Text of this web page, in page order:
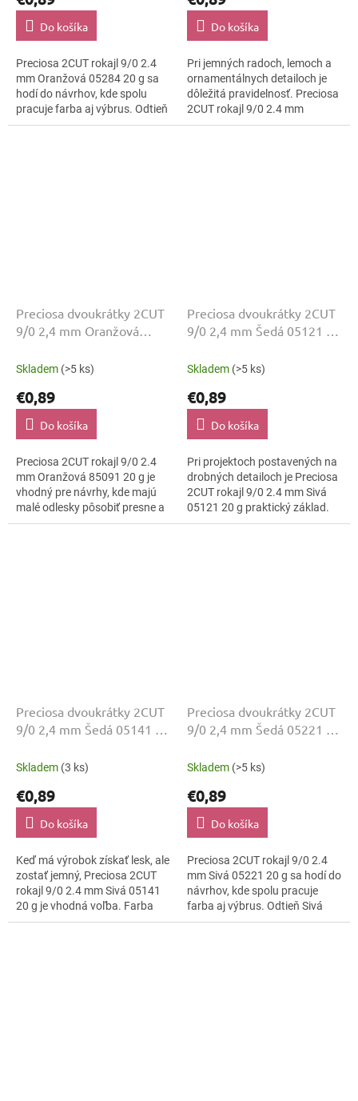
Do košíka
Preciosa 2CUT rokajl 9/0 2.4
mm Oranžová 05284 20 g sa
hodí do návrhov, kde spolu
pracuje farba aj výbrus. Odtieň
Oranžová dopĺňa lesklo
Do košíka
Pri jemných radoch, lemoch a
ornamentálnych detailoch je
dôležitá pravidelnosť. Preciosa
2CUT rokajl 9/0 2.4 mm
Oranžová 05285 20 g spája
Preciosa dvoukrátky 2CUT
9/0 2,4 mm Oranžová
Skladem (>5 ks)
€0,89
Do košíka
Preciosa 2CUT rokajl 9/0 2.4
mm Oranžová 85091 20 g je
vhodný pre návrhy, kde majú
malé odlesky pôsobiť presne a
čisto. Odtieň Oranžová, povrch
Preciosa dvoukrátky 2CUT
9/0 2,4 mm Šedá 05121 20
Skladem (>5 ks)
€0,89
Do košíka
Pri projektoch postavených na
drobných detailoch je Preciosa
2CUT rokajl 9/0 2.4 mm Sivá
05121 20 g praktický základ.
Brúsené plôšky 2CUT pridávajú
Preciosa dvoukrátky 2CUT
9/0 2,4 mm Šedá 05141 20
Skladem (3 ks)
€0,89
Do košíka
Keď má výrobok získať lesk, ale
zostať jemný, Preciosa 2CUT
rokajl 9/0 2.4 mm Sivá 05141
20 g je vhodná voľba. Farba
Sivá ostáva čitateľná a povrch
Preciosa dvoukrátky 2CUT
9/0 2,4 mm Šedá 05221 20
Skladem (>5 ks)
€0,89
Do košíka
Preciosa 2CUT rokajl 9/0 2.4
mm Sivá 05221 20 g sa hodí do
návrhov, kde spolu pracuje
farba aj výbrus. Odtieň Sivá
dopĺňa lesklo brúsená a